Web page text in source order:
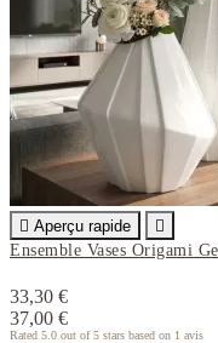
 Aperçu rapide

Ensemble Vases Origami
33,30 €
37,00 €
Rated 5.0 out of 5 stars based on 1 avis